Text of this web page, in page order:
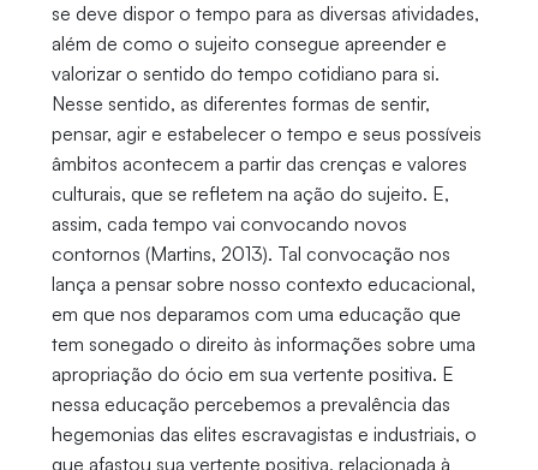
se deve dispor o tempo para as diversas atividades,
além de como o sujeito consegue apreender e
valorizar o sentido do tempo cotidiano para si.
Nesse sentido, as diferentes formas de sentir,
pensar, agir e estabelecer o tempo e seus possíveis
âmbitos acontecem a partir das crenças e valores
culturais, que se refletem na ação do sujeito. E,
assim, cada tempo vai convocando novos
contornos (Martins, 2013). Tal convocação nos
lança a pensar sobre nosso contexto educacional,
em que nos deparamos com uma educação que
tem sonegado o direito às informações sobre uma
apropriação do ócio em sua vertente positiva. E
nessa educação percebemos a prevalência das
hegemonias das elites escravagistas e industriais, o
que afastou sua vertente positiva, relacionada à